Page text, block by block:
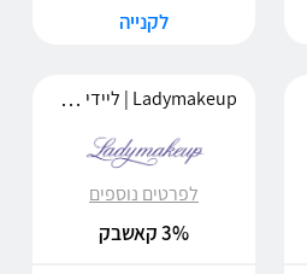
לקנייה
Ladymakeup | ליידי מייקאפ
לפרטים נוספים
3% קאשבק